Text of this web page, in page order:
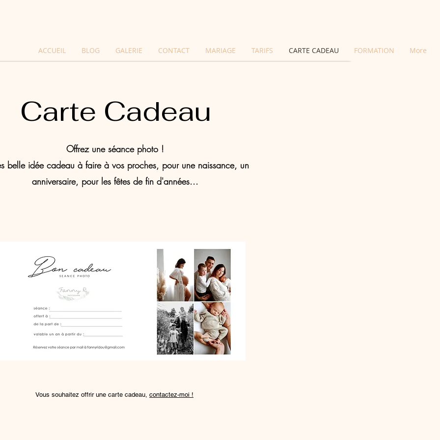
ACCUEIL BLOG GALERIE CONTACT MARIAGE TARIFS CARTE CADEAU FORMATION More
Carte Cadeau
Offrez une séance photo !
belle idée cadeau à faire à vos proches, pour une naissance, un
anniversaire, pour les fêtes de fin d'années...
Vous souhaitez offrir une carte cadeau, contactez-moi !